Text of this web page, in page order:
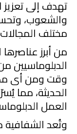
تهدف إلى
والشعوب،
مختلف
من أبرز
الدبلوماسيين
وقت ومن أى
الحديثة، مما
العمل
وتُعد